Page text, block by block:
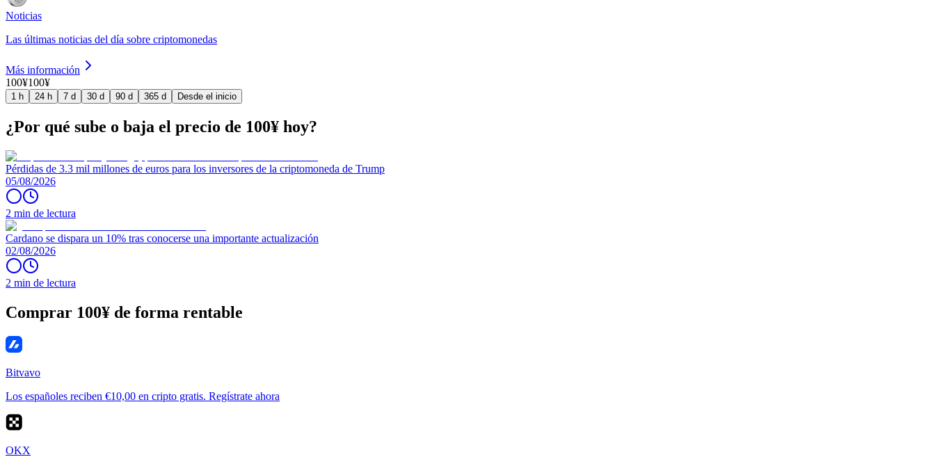
Noticias
Las últimas noticias del día sobre criptomonedas
Más información
100¥100¥
1 h 24 h 7 d 30 d 90 d 365 d Desde el inicio
¿Por qué sube o baja el precio de 100¥ hoy?
Pérdidas de 3.3 mil millones de euros para los inversores de la criptomoneda de Trump
05/08/2026
2 min de lectura
Cardano se dispara un 10% tras conocerse una importante actualización
02/08/2026
2 min de lectura
Comprar 100¥ de forma rentable
Bitvavo
Los españoles reciben €10,00 en cripto gratis. Regístrate ahora
OKX